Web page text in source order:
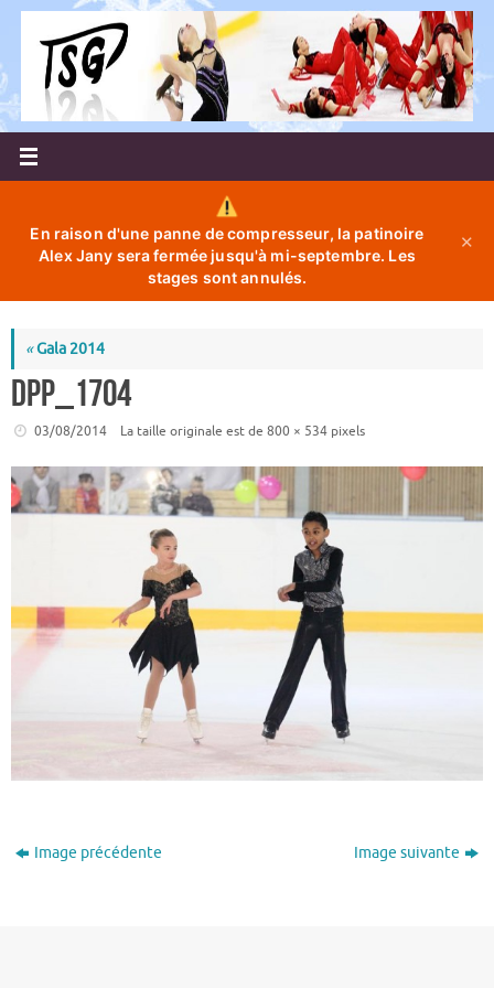
Passer
contenu
En raison d'une panne de compresseur, la patinoire
Alex Jany sera fermée jusqu'à mi-septembre. Les
stages sont annulés.
✕
«Gala 2014
DPP_1704
03/08/2014 La taille originale est de 800 × 534pixels
Image précédente Image suivante